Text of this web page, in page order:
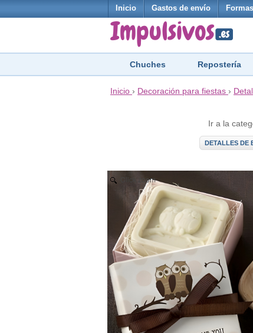
Inicio Gastos de envío
Chuches Repostería
Inicio › Decoración para fiestas ›
Ir a la
DETALLES DE
Click zoom